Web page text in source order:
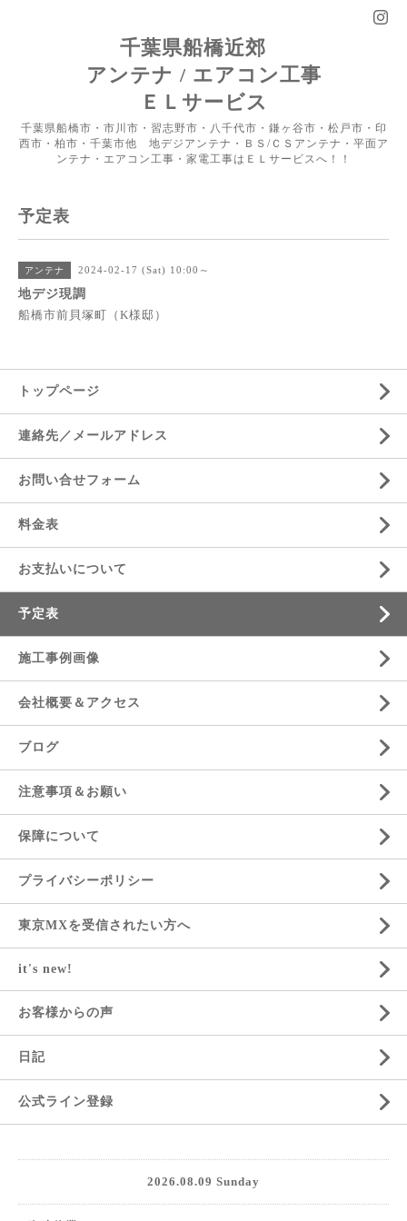
千葉県船橋近郊
アンテナ / エアコン工事
ＥＬサービス
千葉県船橋市・市川市・習志野市・八千代市・鎌ヶ谷市・松戸市・印
西市・柏市・千葉市他 地デジアンテナ・ＢＳ/ＣＳアンテナ・平面ア
ンテナ・エアコン工事・家電工事はＥＬサービスへ！！
予定表
アンテナ 2024-02-17 (Sat) 10:00～
地デジ現調
船橋市前貝塚町（K様邸）
トップページ
連絡先／メールアドレス
お問い合せフォーム
料金表
お支払いについて
予定表
施工事例画像
会社概要＆アクセス
ブログ
注意事項＆お願い
保障について
プライバシーポリシー
東京MXを受信されたい方へ
it's new!
お客様からの声
日記
公式ライン登録
2026.08.09 Sunday